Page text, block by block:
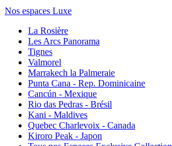
Nos espaces Luxe
La Rosière
Les Arcs Panorama
Tignes
Valmorel
Marrakech la Palmeraie
Punta Cana - Rep. Dominicaine
Cancún - Mexique
Rio das Pedras - Brésil
Kani - Maldives
Quebec Charlevoix - Canada
Kiroro Peak - Japon